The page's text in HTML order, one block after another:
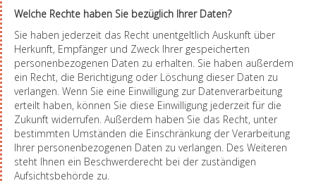
Welche Rechte haben Sie bezüglich Ihrer Daten?
Sie haben jederzeit das Recht unentgeltlich Auskunft über
Herkunft, Empfänger und Zweck Ihrer gespeicherten
personenbezogenen Daten zu erhalten. Sie haben außerdem
ein Recht, die Berichtigung oder Löschung dieser Daten zu
verlangen. Wenn Sie eine Einwilligung zur Datenverarbeitung
erteilt haben, können Sie diese Einwilligung jederzeit für die
Zukunft widerrufen. Außerdem haben Sie das Recht, unter
bestimmten Umständen die Einschränkung der Verarbeitung
Ihrer personenbezogenen Daten zu verlangen. Des Weiteren
steht Ihnen ein Beschwerderecht bei der zuständigen
Aufsichtsbehörde zu.